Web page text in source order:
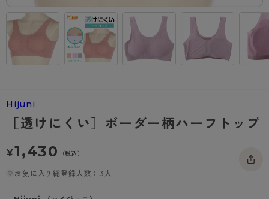
- 着圧ストッキング
- パンティ部レスストッキング
タイツ
- 柄タイツ
- ひざ下丈タイツ
- 着圧タイツ
ソックス・靴下
レギンス・スパッツ
- ブラトップ
ショーツ
- レギュラーショーツ
- ガードル・補正ショーツ
肌着・インナー
- 長袖（七分袖以上）
- タンクトップ
ルームウェア・パジャマ
アクティブ・スポーツ
- スポーツブラ
- スポーツボトムス
雑貨・小物
Tバック・ビキニ
肌着・インナー
ルームウェア・パジャマ
ハイソックス
スクールソックス
スポーツブラ
ショーツ
レギュラーショーツ
ボクサー
スゴスト
フェイクタイツ
hotto comfort
BT
スクールタイム
みんなの、みんなの。
CLINICAL
ブラジャー特集
私に似合う、ストッキング選び
タイツの選び方
ご利用ガイド
はじめての方へ
よくある質問（FAQ）
お支払い方法について
配送方法について
返品・交換について
お問い合わせについて
Hijuni
［透けにくい］ボーダー柄ハーフトップ
¥1,430 （税込）
お気に入り総登録人数：3人